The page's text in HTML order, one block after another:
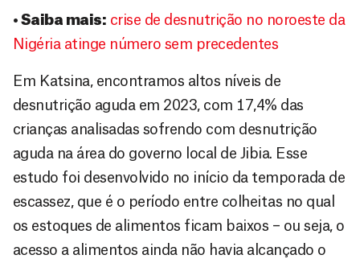
• Saiba mais: crise de desnutrição no noroeste da
Nigéria atinge número sem precedentes
Em Katsina, encontramos altos níveis de
desnutrição aguda em 2023, com 17,4% das
crianças analisadas sofrendo com desnutrição
aguda na área do governo local de Jibia. Esse
estudo foi desenvolvido no início da temporada de
escassez, que é o período entre colheitas no qual
os estoques de alimentos ficam baixos – ou seja, o
acesso a alimentos ainda não havia alcançado o